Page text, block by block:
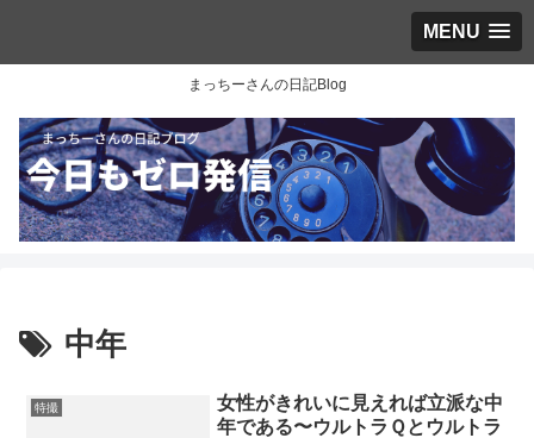
MENU
まっちーさんの日記Blog
中年
特撮
女性がきれいに見えれば立派な中
年である〜ウルトラＱとウルトラ